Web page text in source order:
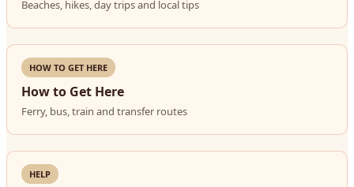
Beaches, hikes, day trips and local tips
HOW TO GET HERE
How to Get Here
Ferry, bus, train and transfer routes
HELP